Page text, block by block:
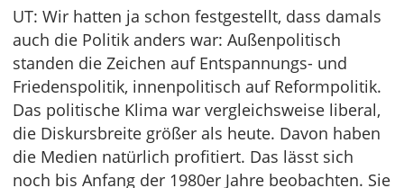
UT: Wir hatten ja schon festgestellt, dass damals
auch die Politik anders war: Außenpolitisch
standen die Zeichen auf Entspannungs- und
Friedenspolitik, innenpolitisch auf Reformpolitik.
Das politische Klima war vergleichsweise liberal,
die Diskursbreite größer als heute. Davon haben
die Medien natürlich profitiert. Das lässt sich
noch bis Anfang der 1980er Jahre beobachten. Sie